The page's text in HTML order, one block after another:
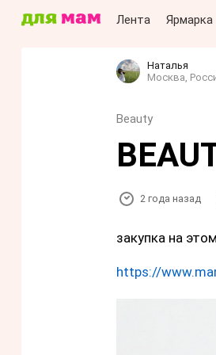
Лента Ярмарка
Наталья
Москва,
Beauty
2 года назад
закупка на
https://